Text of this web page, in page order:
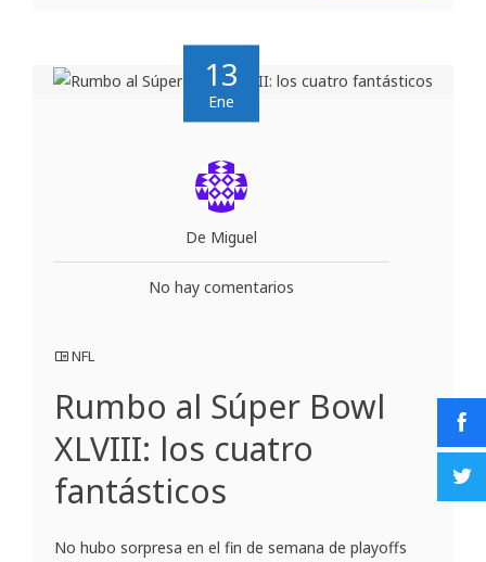
13
Ene
De Miguel
No hay comentarios
NFL
Rumbo al Súper Bowl
XLVIII: los cuatro
fantásticos
No hubo sorpresa en el fin de semana de playoffs